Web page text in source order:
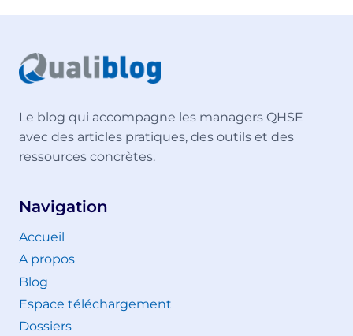
Le blog qui accompagne les managers QHSE
avec des articles pratiques, des outils et des
ressources concrètes.
Navigation
Accueil
A propos
Blog
Espace téléchargement
Dossiers